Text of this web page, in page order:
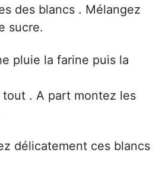
des blancs . Mélangez
sucre.
pluie la farine puis la
tout . A part montez les
délicatement ces blancs